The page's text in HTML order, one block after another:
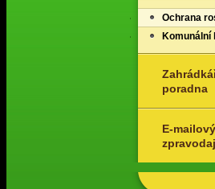
Ochrana
Komunální
poradna
E-mailový
zpravodaj